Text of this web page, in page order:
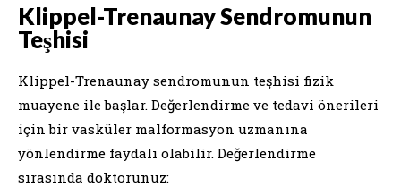
Klippel-Trenaunay Sendromunun
Teşhisi
Klippel-Trenaunay sendromunun teşhisi fizik
muayene ile başlar. Değerlendirme ve tedavi önerileri
için bir vasküler malformasyon uzmanına
yönlendirme faydalı olabilir. Değerlendirme
sırasında doktorunuz: